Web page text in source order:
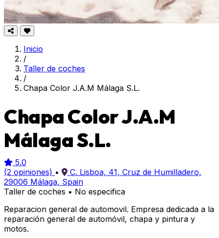
Inicio
/
Taller de coches
/
Chapa Color J.A.M Málaga S.L.
Chapa Color J.A.M
Málaga S.L.
5.0
(2 opiniones) •
C. Lisboa, 41, Cruz de Humilladero,
29006 Málaga, Spain
Taller de coches • No especifica
Reparacion general de automovil. Empresa dedicada a la
reparación general de automóvil, chapa y pintura y
motos.